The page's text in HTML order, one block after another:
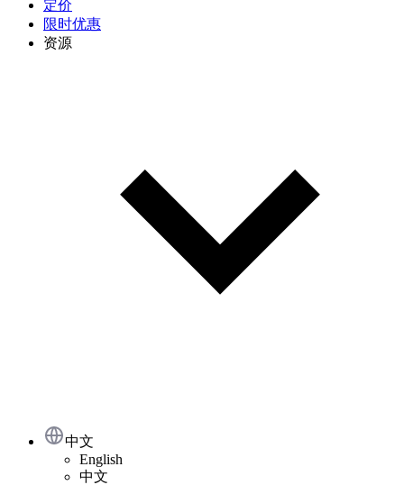
定价
限时优惠
资源
中文
English
中文